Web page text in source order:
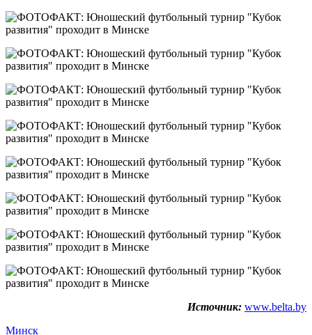
Источник: www.belta.by
Минск